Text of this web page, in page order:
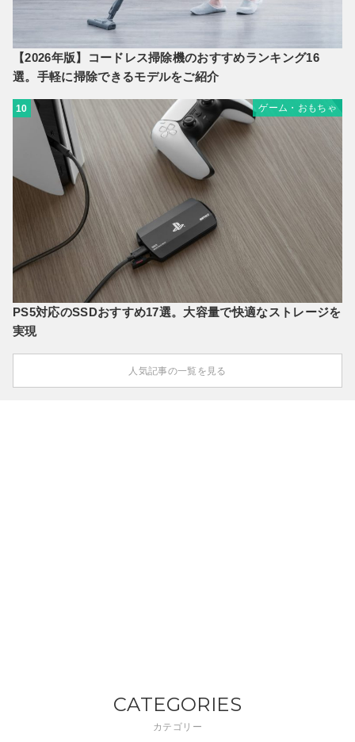
【2026年版】コードレス掃除機のおすすめランキング16
選。手軽に掃除できるモデルをご紹介
10 ゲーム・おもちゃ
PS5対応のSSDおすすめ17選。大容量で快適なストレージを
実現
人気記事の一覧を見る
CATEGORIES
カテゴリー